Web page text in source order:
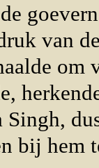
van
om
Singh,
bij hem